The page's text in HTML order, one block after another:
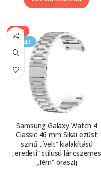
-40%
KIEMELT
Samsung Galaxy Watch 4
Classic 46 mm Sikai ezüst
színű „ívelt” kialakítású
„eredeti” stílusú láncszemes
„fém” óraszíj